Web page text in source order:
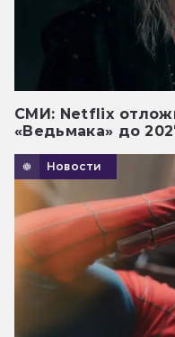
СМИ: Netflix
«Ведьмака» до
Новости